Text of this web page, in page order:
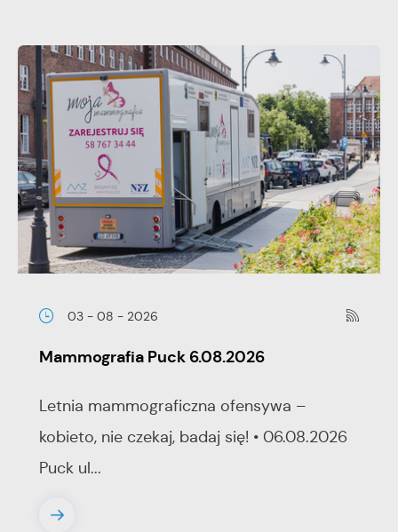
03 - 08 - 2026
Mammografia Puck 6.08.2026
Letnia mammograficzna ofensywa –
kobieto, nie czekaj, badaj się! • 06.08.2026
Puck ul...